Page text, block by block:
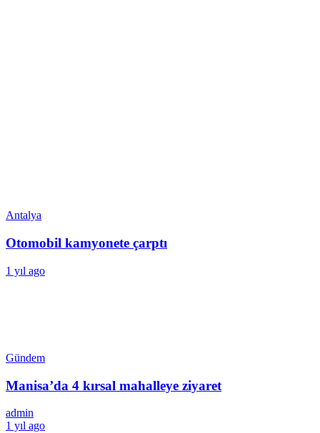
Antalya
Otomobil kamyonete çarptı
1 yıl ago
Gündem
Manisa’da 4 kırsal mahalleye ziyaret
admin
1 yıl ago